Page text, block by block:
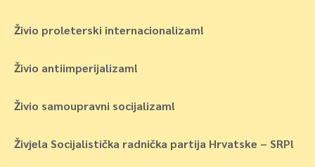
Živio proleterski internacionalizam!
Živio antiimperijalizam!
Živio samoupravni socijalizam!
Živjela Socijalistička radnička partija Hrvatske – SRP!